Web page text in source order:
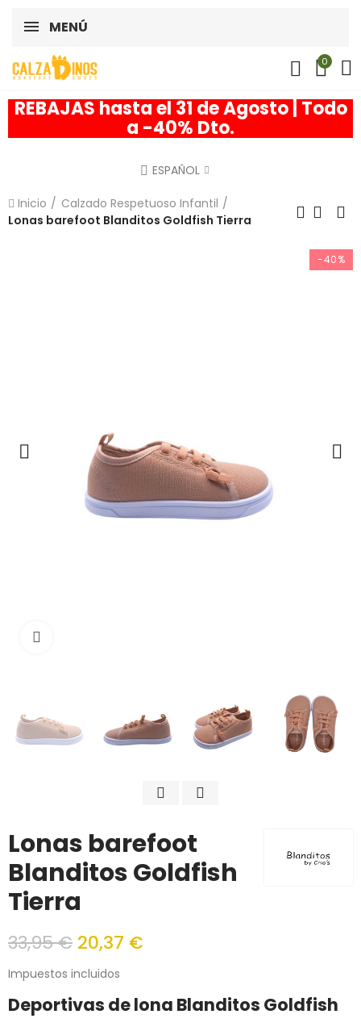
MENÚ
0
REBAJAS hasta el 31 de Agosto | Todo
a -40% Dto.
ESPAÑOL
Inicio
Calzado Respetuoso Infantil
Lonas barefoot Blanditos Goldfish Tierra
-40%
Lonas barefoot
Blanditos Goldfish
Tierra
33,95 € 20,37 €
Impuestos incluidos
Deportivas de lona Blanditos Goldfish